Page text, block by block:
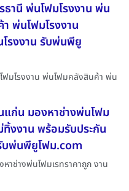
านี พ่นโฟมโรงงาน พ่น
พ่นโฟมโรงงาน
รงงาน รับพ่นพียู
ฟมโรงงาน พ่นโฟมคลังสินค้า พ่น
แก่น มองหาช่างพ่นโฟม
ทิ้งงาน พร้อมรับประกัน
บพ่นพียูโฟม.com
าช่างพ่นโฟมเรทราคาถูก งาน